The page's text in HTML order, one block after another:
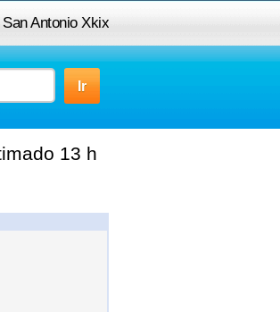
Antonio Xkix
13 h